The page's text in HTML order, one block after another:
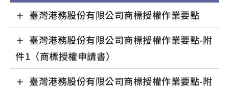
臺灣港務股份有限公司商標授權作業要點
臺灣港務股份有限公司商標授權作業要點-附
件1（商標授權申請書）
臺灣港務股份有限公司商標授權作業要點-附